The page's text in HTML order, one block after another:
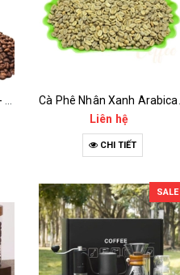
Liên hệ
CHI TIẾT
SALE